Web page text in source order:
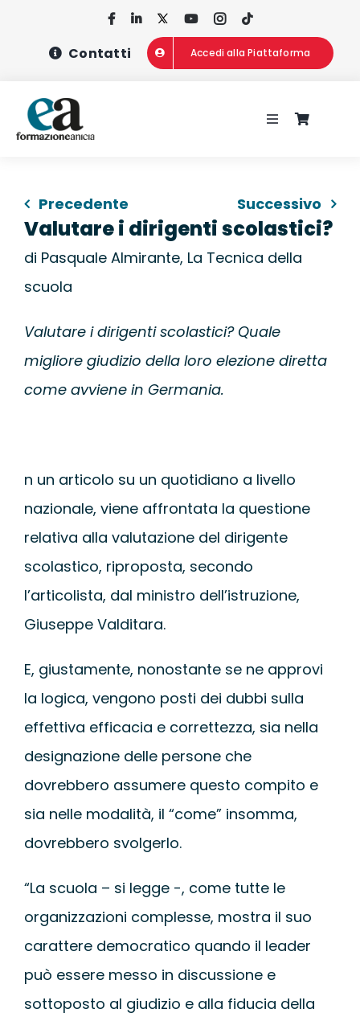
Contatti Accedi alla Piattaforma
Toggle
CHI SIAMO
CONCORSI
SCUOLA
SERVIZI PER
Precedente Successivo
Valutare i dirigenti scolastici?
di Pasquale Almirante, La Tecnica della
scuola
Valutare i dirigenti scolastici? Quale
migliore giudizio della loro elezione diretta
come avviene in Germania.
n un articolo su un quotidiano a livello
nazionale, viene affrontata la questione
relativa alla valutazione del dirigente
scolastico, riproposta, secondo
l’articolista, dal ministro dell’istruzione,
Giuseppe Valditara.
E, giustamente, nonostante se ne approvi
la logica, vengono posti dei dubbi sulla
effettiva efficacia e correttezza, sia nella
designazione delle persone che
dovrebbero assumere questo compito e
sia nelle modalità, il “come” insomma,
dovrebbero svolgerlo.
“La scuola – si legge -, come tutte le
organizzazioni complesse, mostra il suo
carattere democratico quando il leader
può essere messo in discussione e
sottoposto al giudizio e alla fiducia della